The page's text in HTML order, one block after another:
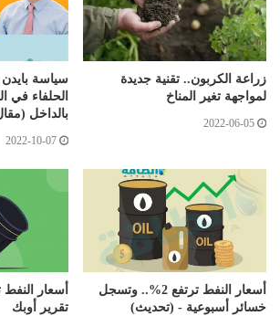
زراعة الكربون.. تقنية جديدة
لمواجهة تغير المناخ
2022-06-05
سياسة
الحلفاء في
بالداخل
2022-10-07
أسعار النفط ترتفع 2%.. وتسجل
خسائر أسبوعية - (تحديث)
أسعار
تقرير أوبك